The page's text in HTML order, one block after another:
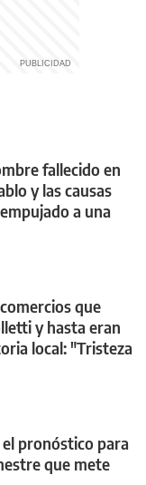
fallecido en
y las causas
a una
que
y hasta eran
local: "Tristeza
pronóstico para
que mete